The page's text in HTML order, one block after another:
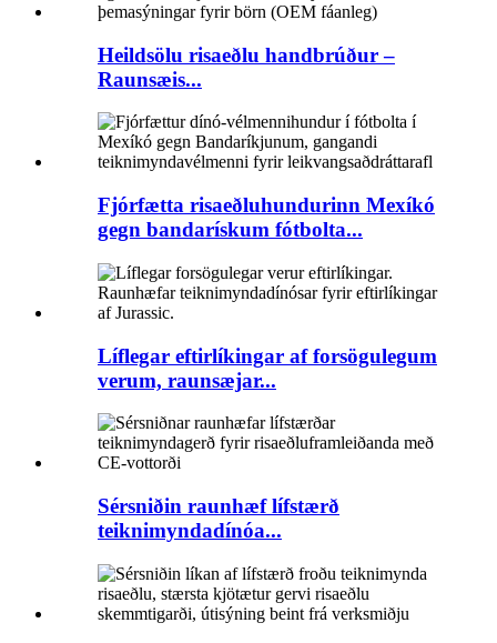
Heildsölu risaeðlu handbrúður –
Raunsæis...
Fjórfætta risaeðluhundurinn Mexíkó
gegn bandarískum fótbolta...
Líflegar eftirlíkingar af forsögulegum
verum, raunsæjar...
Sérsniðin raunhæf lífstærð
teiknimyndadínóa...